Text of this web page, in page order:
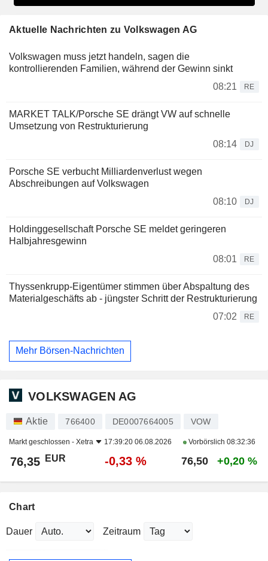
Aktuelle Nachrichten zu Volkswagen AG
Volkswagen muss jetzt handeln, sagen die
kontrollierenden Familien, während der Gewinn sinkt
08:21
RE
MARKET TALK/Porsche SE drängt VW auf schnelle
Umsetzung von Restrukturierung
08:14
DJ
Porsche SE verbucht Milliardenverlust wegen
Abschreibungen auf Volkswagen
08:10
DJ
Holdinggesellschaft Porsche SE meldet geringeren
Halbjahresgewinn
08:01
RE
Thyssenkrupp-Eigentümer stimmen über Abspaltung des
Materialgeschäfts ab - jüngster Schritt der Restrukturierung
07:02
RE
Mehr Börsen-Nachrichten
VOLKSWAGEN AG
Aktie 766400 DE0007664005 VOW
Markt geschlossen - Xetra 17:39:20 06.08.2026 Vorbörslich 08:32:36
76,35 EUR -0,33 % 76,50 +0,20 %
Chart
Dauer Zeitraum